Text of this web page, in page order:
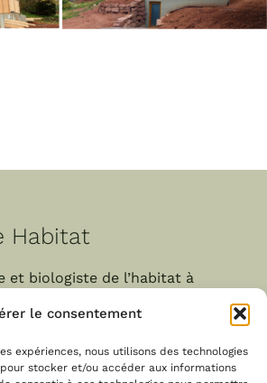
le consentement
expériences, nous utilisons des technologies
stocker et/ou accéder aux informations
Habitat
et biologiste de l’habitat à